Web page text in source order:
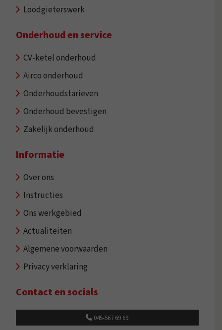
Loodgieterswerk
Onderhoud en service
CV-ketel onderhoud
Airco onderhoud
Onderhoudstarieven
Onderhoud bevestigen
Zakelijk onderhoud
Informatie
Over ons
Instructies
Ons werkgebied
Actualiteiten
Algemene voorwaarden
Privacy verklaring
Contact en socials
045-567 69 69